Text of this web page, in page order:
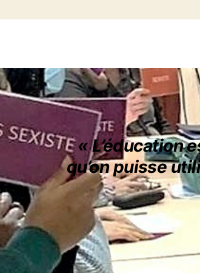
« L’éducation
qu’on puisse